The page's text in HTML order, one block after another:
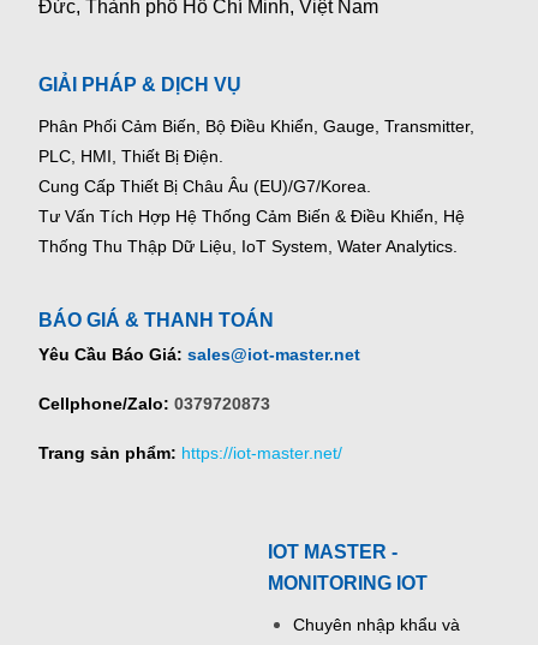
Đức, Thành phố Hồ Chí Minh, Việt Nam
GIẢI PHÁP & DỊCH VỤ
Phân Phối Cảm Biến, Bộ Điều Khiển, Gauge, Transmitter,
PLC, HMI, Thiết Bị Điện.
Cung Cấp Thiết Bị Châu Âu (EU)/G7/Korea.
Tư Vấn Tích Hợp Hệ Thống Cảm Biến & Điều Khiển, Hệ
Thống Thu Thập Dữ Liệu, IoT System, Water Analytics.
BÁO GIÁ & THANH TOÁN
Yêu Cầu Báo Giá: sales@iot-master.net
Cellphone/Zalo: 0379720873
Trang sản phẩm: https://iot-master.net/
IOT MASTER -
MONITORING IOT
Chuyên nhập khẩu và